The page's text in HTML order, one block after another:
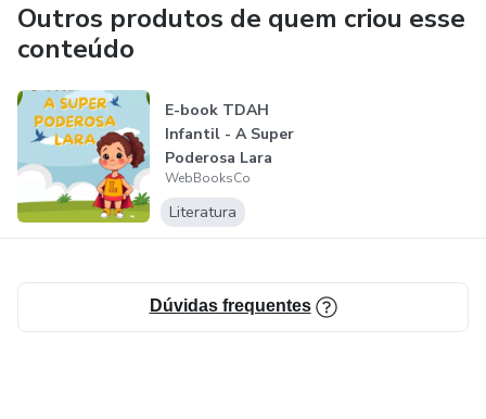
acreditamos que cada criança tem o direito de crescer em
um ambiente de empatia, inclusão e amor ao aprendizado.
Criamos leitura para crianças, pais e educadores, que inspira
compreensão, respeito e a valorização das diferenças de
cada um.💡📚
Outros produtos de quem criou esse
conteúdo
E-book TDAH
Infantil - A Super
Poderosa Lara
WebBooksCo
Literatura
Dúvidas frequentes